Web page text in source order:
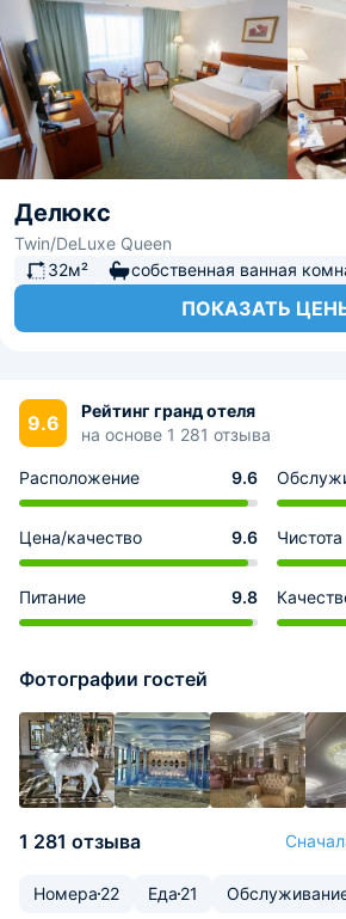
Делюкс
Twin/DeLuxe Queen
32м²
собственная ванная
ПОКАЗАТЬ
9.6
Рейтинг гранд отеля
на основе 1 281 отзыва
Расположение 9.6
Цена/качество 9.6 Чистота
Питание 9.8
Фотографии гостей
1 281 отзыва
Номера 22 Еда 21